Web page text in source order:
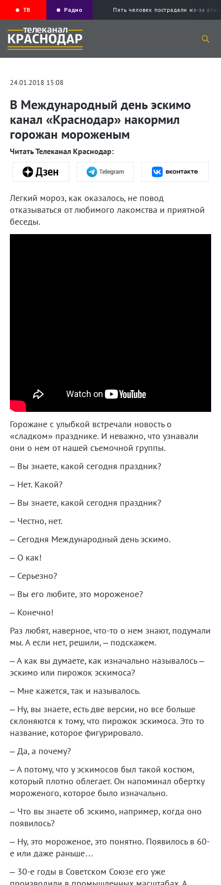
ТВ Радио Пять человек пострадали из-за
24.01.2018 15:08
В Международный день эскимо
канал «Краснодар» накормил
горожан мороженым
Читать Телеканал Краснодар:
Легкий мороз, как оказалось, не повод
отказываться от любимого лакомства и приятной
беседы.
Горожане с улыбкой встречали новость о
«сладком» празднике. И неважно, что узнавали
они о нем от нашей съемочной группы.
– Вы знаете, какой сегодня праздник?
– Нет. Какой?
– Вы знаете, какой сегодня праздник?
– Честно, нет.
– Сегодня Международный день эскимо.
– О как!
– Серьезно?
– Вы его любите, это мороженое?
– Конечно!
Раз любят, наверное, что-то о нем знают, подумали
мы. А если нет, решили, – подскажем.
– А как вы думаете, как изначально называлось –
эскимо или пирожок эскимоса?
– Мне кажется, так и называлось.
– Ну, вы знаете, есть две версии, но все больше
склоняются к тому, что пирожок эскимоса. Это то
название, которое фигурировало.
– Да, а почему?
– А потому, что у эскимосов был такой костюм,
который плотно облегает. Он напоминал обертку
мороженого, которое было изначально.
– Что вы знаете об эскимо, например, когда оно
появилось?
– Ну, это мороженое, это понятно. Появилось в 60-
е или даже раньше…
– 30-е годы в Советском Союзе его уже